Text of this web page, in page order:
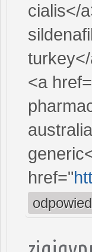
cialis</
<a
href="